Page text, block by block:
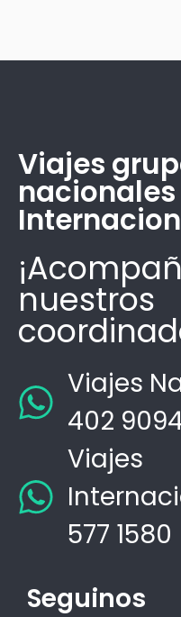
Viajes
nacionales
nuestros
Viajes
402
Viajes
577 1580
Seguinos